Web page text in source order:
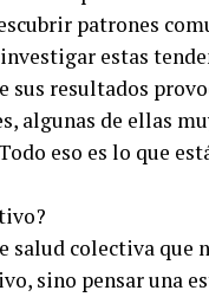
patrones
estas
resultados
algunas de ellas
eso es lo que
salud colectiva que
sino pensar una